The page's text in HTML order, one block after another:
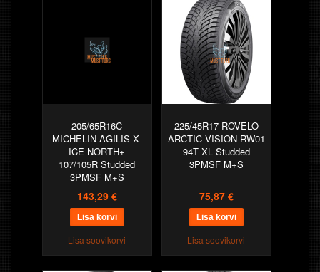
205/65R16C
MICHELIN AGILIS X-
ICE NORTH+
107/105R Studded
3PMSF M+S
143,29 €
Lisa soovikorvi
225/45R17 ROVELO
ARCTIC VISION RW01
94T XL Studded
3PMSF M+S
75,87 €
Lisa soovikorvi